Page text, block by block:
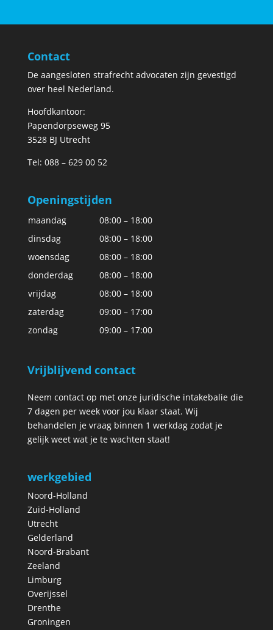
Contact
De aangesloten strafrecht advocaten zijn gevestigd
over heel Nederland.
Hoofdkantoor:
Papendorpseweg 95
3528 BJ Utrecht
Tel: 088 – 629 00 52
Openingstijden
maandag
08:00 – 18:00
dinsdag
08:00 – 18:00
woensdag
08:00 – 18:00
donderdag
08:00 – 18:00
vrijdag
08:00 – 18:00
zaterdag
09:00 – 17:00
zondag
09:00 – 17:00
Vrijblijvend contact
Neem contact op met onze juridische intakebalie die
7 dagen per week voor jou klaar staat. Wij
behandelen je vraag binnen 1 werkdag zodat je
gelijk weet wat je te wachten staat!
werkgebied
Noord-Holland
Zuid-Holland
Utrecht
Gelderland
Noord-Brabant
Zeeland
Limburg
Overijssel
Drenthe
Groningen